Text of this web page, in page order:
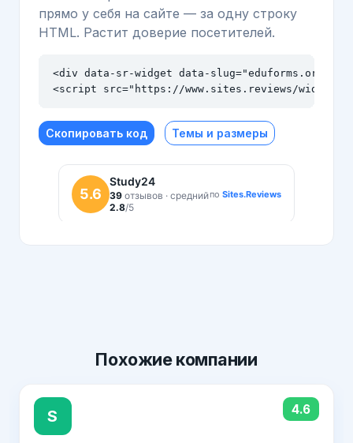
прямо у себя на сайте — за одну строку
HTML. Растит доверие посетителей.
<div data-sr-widget data-slug="eduforms.org"
<script src="https://www.sites.reviews/
Скопировать код Темы и размеры
Похожиекомпании
S 4.6